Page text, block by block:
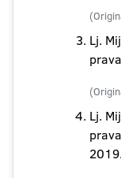
Lj.
Lj.
2019.